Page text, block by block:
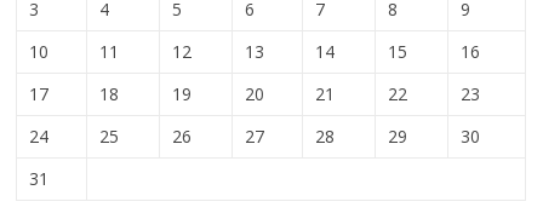
3
4 5 6 7 8
9
10
11 12 13 14 15
16
17
18 19 20 21 22
23
24
25 26 27 28 29
30
31